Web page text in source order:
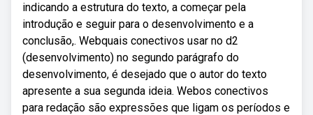
indicando a estrutura do texto, a começar pela
introdução e seguir para o desenvolvimento e a
conclusão,. Webquais conectivos usar no d2
(desenvolvimento) no segundo parágrafo do
desenvolvimento, é desejado que o autor do texto
apresente a sua segunda ideia. Webos conectivos
para redação são expressões que ligam os períodos e